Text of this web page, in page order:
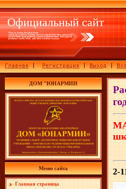
Официальный сайт
Главная |Регистрация|Выход|
ДОМ "ЮНАРМИИ
Меню сайта
Главная страница
2-